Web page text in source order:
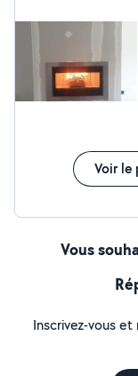
Corp de métier
Voir le
Vous
Inscrivez-vous